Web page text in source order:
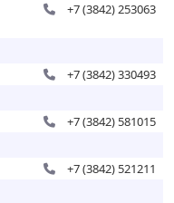
+7 (3842) 253063
+7 (3842) 330493
+7 (3842) 581015
+7 (3842) 521211